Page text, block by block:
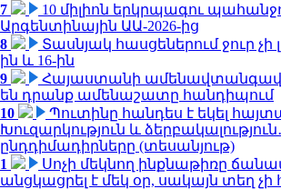
7
10 միլիոն երկրպագու
Արգենտինային ԱԱ-2026-ից
8
Տասնյակ հասցեներում ջուր չի
ին և 16-ին
9
Հայաստանի
են դրանք ամենաշատը հանդիպում
10
Պուտինը հանդես է եկել
Խուզարկություն և
ընդդիմադիրները (տեսանյութ)
1
Սոչի մեկնող ինքնաթիռը
անցկացրել է մեկ օր, սակայն տեղ չի